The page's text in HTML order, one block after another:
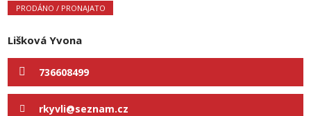
PRODÁNO / PRONAJATO
Lišková Yvona
736608499
rkyvli@seznam.cz